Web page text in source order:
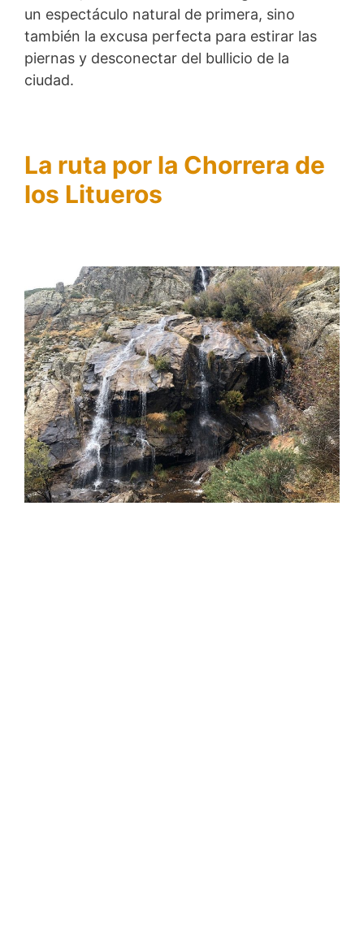
un espectáculo natural de primera, sino
también la excusa perfecta para estirar las
piernas y desconectar del bullicio de la
ciudad.
La ruta por la Chorrera de
los Litueros